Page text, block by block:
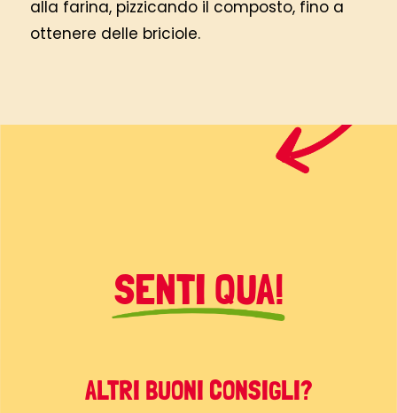
alla farina, pizzicando il composto, fino a
ottenere delle briciole.
SENTI QUA!
ALTRI BUONI CONSIGLI?